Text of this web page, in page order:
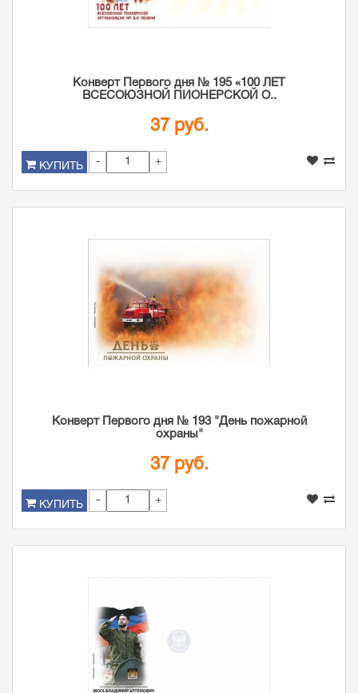
Конверт Первого дня № 195 «100 ЛЕТ
ВСЕСОЮЗНОЙ ПИОНЕРСКОЙ О..
37 руб.
КУПИТЬ - +
Конверт Первого дня № 193 "День пожарной
охраны"
37 руб.
КУПИТЬ - +